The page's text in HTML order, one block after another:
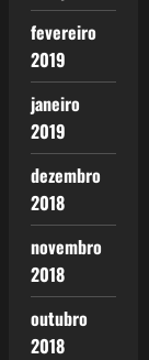
fevereiro
2019
janeiro
2019
dezembro
2018
novembro
2018
outubro
2018